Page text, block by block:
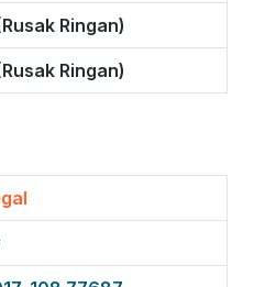
Ringan)
Ringan)